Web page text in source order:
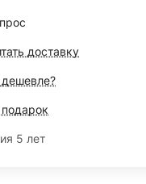
доставку
5 лет